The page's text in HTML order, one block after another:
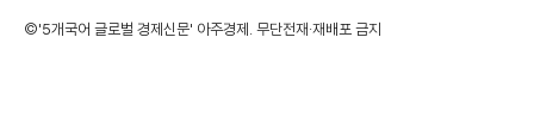
©'5개국어 글로벌 경제신문' 아주경제. 무단전재·재배포 금지